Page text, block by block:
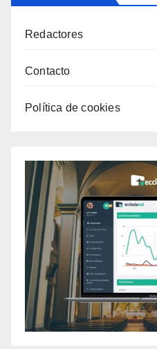
Redactores
Contacto
Política de cookies